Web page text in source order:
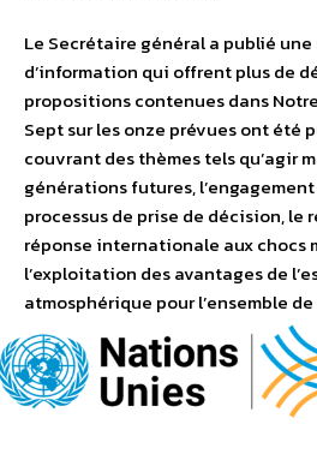
Le Secrétaire général a publié
d’information qui offrent plus de
propositions contenues dans
Sept sur les onze prévues ont été
couvrant des thèmes tels qu’agir
générations futures,
processus de prise de décision, le
réponse internationale aux chocs
l’exploitation des avantages de
atmosphérique pour l’ensemble